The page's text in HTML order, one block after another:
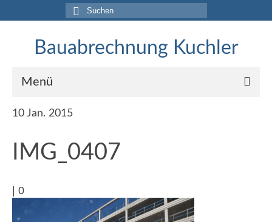
Suche
nach:
Bauabrechnung Kuchler
Menü
Home
Referenzen
Aufmasse für Gerichtsgutachten
10 Jan. 2015
IMG_0407
0